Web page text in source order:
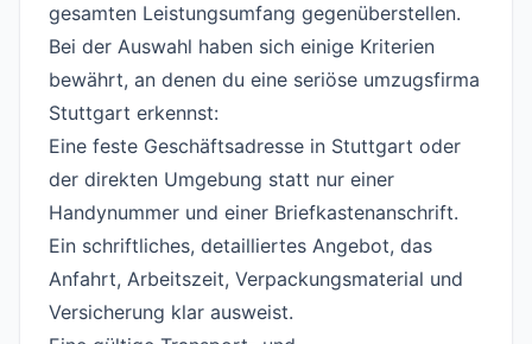
gesamten Leistungsumfang gegenüberstellen.
Bei der Auswahl haben sich einige Kriterien
bewährt, an denen du eine seriöse umzugsfirma
Stuttgart erkennst:
Eine feste Geschäftsadresse in Stuttgart oder
der direkten Umgebung statt nur einer
Handynummer und einer Briefkastenanschrift.
Ein schriftliches, detailliertes Angebot, das
Anfahrt, Arbeitszeit, Verpackungsmaterial und
Versicherung klar ausweist.